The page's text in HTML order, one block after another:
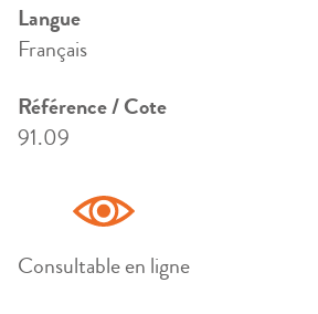
Langue
Français
Référence / Cote
91.09
Consultable en ligne